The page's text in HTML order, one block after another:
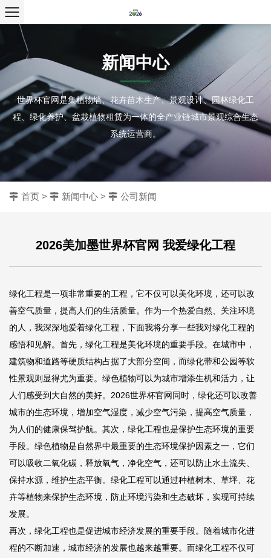
新闻中心
世界杯官网是集植物墙、花卉苗木生产、景观设计、园林绿化工
程、绿化养护、盆栽植物租赁为一体的全产业链城市景观综合生态
系统运营商。
首页 > 新闻中心 > 公司新闻
2026美加墨世界杯官网 我爱绿化工程
绿化工程是一项非常重要的工程，它不仅可以美化环境，还可以改
善空气质量，提高人们的生活质量。作为一个热爱自然、关注环境
的人，我深深地爱着绿化工程，下面我将分享一些我对绿化工程的
感悟和见解。首先，绿化工程是美化环境的重要手段。在城市中，
建筑物和道路等硬质结构占据了大部分空间，而绿化带和公园等软
性景观则显得尤为重要。绿色植物可以为城市增添生机和活力，让
人们感受到大自然的美好。 2026世界杯官网同时，绿化还可以改善
城市的生态环境，增加空气湿度，减少空气污染，提高空气质量，
为人们的健康保驾护航。其次，绿化工程也是保护生态环境的重要
手段。绿色植物是自然界中最重要的生态环境保护因素之一，它们
可以吸收二氧化碳，释放氧气，净化空气，还可以防止水土流失、
保持水源，维护生态平衡。绿化工程可以通过种植树木、草坪、花
卉等植物来保护生态环境，防止环境污染和生态破坏，实现可持续
发展。
再次，绿化工程也是促进城市经济发展的重要手段。随着城市化进
程的不断加速，城市经济的发展也越来越重要。而绿化工程不仅可